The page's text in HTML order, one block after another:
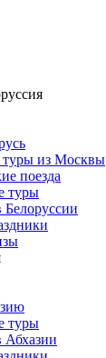
туры из Москвы
поезда
туры
туры